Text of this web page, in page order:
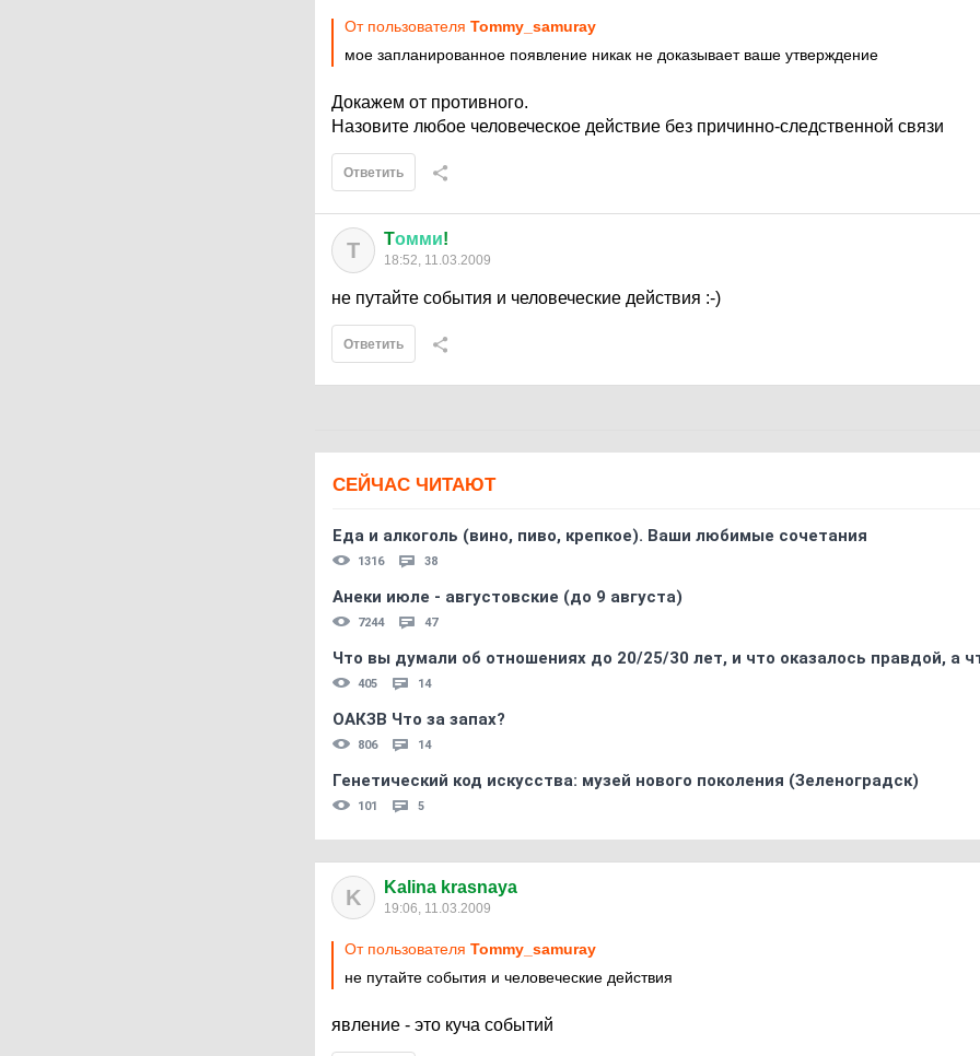
От пользователя Tommy_samuray
мое запланированное появление никак не доказывает ваше утверждение
Докажем от противного.
Назовите любое человеческое действие без причинно-следственной связи
Ответить
T Tомми!
18:52, 11.03.2009
не путайте события и человеческие действия :-)
Ответить
СЕЙЧАС ЧИТАЮТ
Еда и алкоголь (вино, пиво, крепкое). Ваши любимые сочетания
1316 38
Анеки июле - августовские (до 9 августа)
7244 47
Что вы думали об отношениях до 20/25/30 лет, и что оказалось правдой, а
405 14
ОАКЗВ Что за запах?
806 14
Генетический код искусства: музей нового поколения (Зеленоградск)
101 5
K Kalina krasnaya
19:06, 11.03.2009
От пользователя Tommy_samuray
не путайте события и человеческие действия
явление - это куча событий